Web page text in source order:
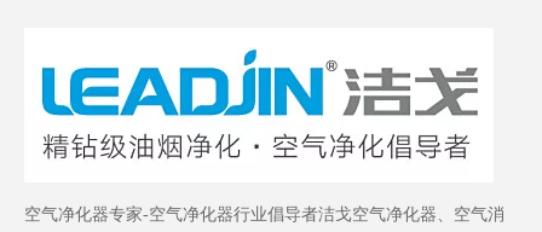
空气净化器专家-空气净化器行业倡导者洁戈空气净化器、空气消